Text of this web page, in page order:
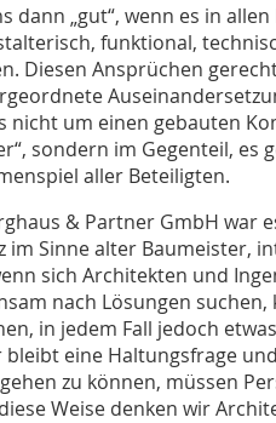
dann „gut“, wenn es in
funktional,
Diesen Ansprüchen
nicht um einen gebauten
sondern im Gegenteil, es
aller Beteiligten.
& Partner GmbH war
im Sinne alter Baumeister,
sich Architekten und
nach Lösungen suchen,
in jedem Fall jedoch
bleibt eine Haltungsfrage
zu können, müssen
Weise denken wir